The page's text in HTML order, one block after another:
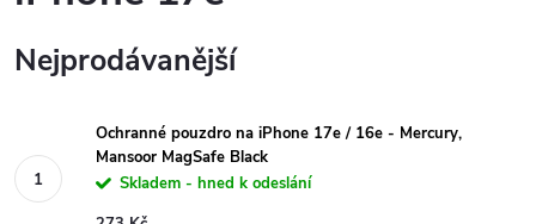
Nejprodávanější
Ochranné pouzdro na iPhone 17e / 16e - Mercury,
Mansoor MagSafe Black
Skladem - hned k odeslání